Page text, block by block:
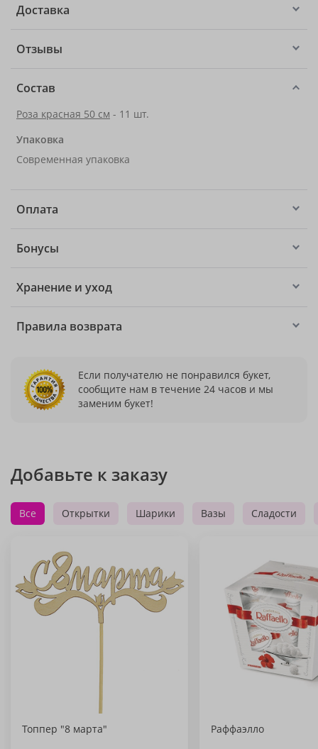
Доставка
Отзывы
Состав
Роза красная 50 см - 11 шт.
Упаковка
Современная упаковка
Оплата
Бонусы
Хранение и уход
Правила возврата
Если получателю не понравился букет,
сообщите нам в течение 24 часов и мы
заменим букет!
Добавьте к заказу
Все Открытки Шарики Вазы Сладости
Топпер "8 марта" Раффаэлло